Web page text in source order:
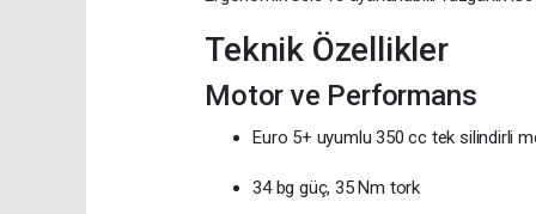
Teknik Özellikler
Motor ve Performans
Euro 5+ uyumlu 350 cc tek silindirli
34 bg güç, 35 Nm tork